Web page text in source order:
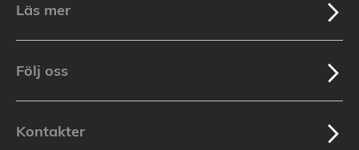
Läs mer
Följ oss
Kontakter